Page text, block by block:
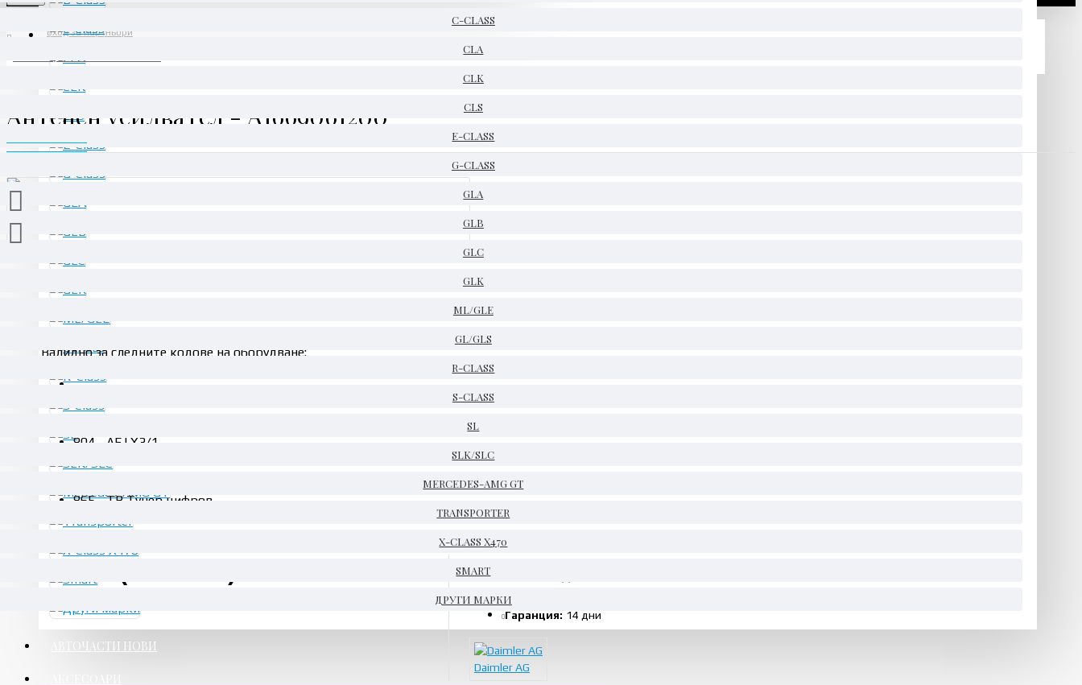
Вход за партньори
C-CLASS
CLA
CLK
CLS
E-CLASS
G-CLASS
GLA
GLB
GLC
GLK
ML/GLE
GL/GLS
R-CLASS
S-CLASS
SL
SLK/SLC
MERCEDES-AMG GT
TRANSPORTER
X-CLASS X470
SMART
ДРУГИ МАРКИ
АВТОЧАСТИ НОВИ
Антенен усилвател - A1669061200
Валидно за следните кодове на оборудване:
804 - AEJ X3/1
865 - ТВ Тунер цифров
Код:
Гаранция: 14 дни
Daimler AG